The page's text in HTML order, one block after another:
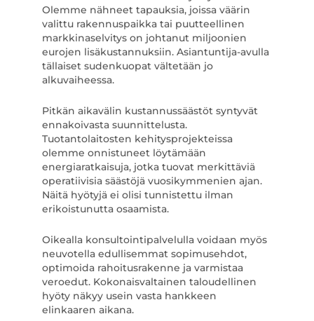
Olemme nähneet tapauksia, joissa väärin
valittu rakennuspaikka tai puutteellinen
markkinaselvitys on johtanut miljoonien
eurojen lisäkustannuksiin. Asiantuntija-avulla
tällaiset sudenkuopat vältetään jo
alkuvaiheessa.
Pitkän aikavälin kustannussäästöt syntyvät
ennakoivasta suunnittelusta.
Tuotantolaitosten kehitysprojekteissa
olemme onnistuneet löytämään
energiaratkaisuja, jotka tuovat merkittäviä
operatiivisia säästöjä vuosikymmenien ajan.
Näitä hyötyjä ei olisi tunnistettu ilman
erikoistunutta osaamista.
Oikealla konsultointipalvelulla voidaan myös
neuvotella edullisemmat sopimusehdot,
optimoida rahoitusrakenne ja varmistaa
veroedut. Kokonaisvaltainen taloudellinen
hyöty näkyy usein vasta hankkeen
elinkaaren aikana.